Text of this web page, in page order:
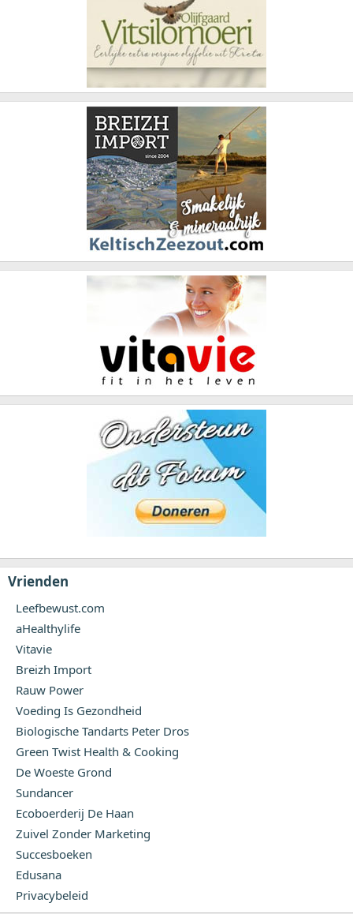
Vrienden
Leefbewust.com
aHealthylife
Vitavie
Breizh Import
Rauw Power
Voeding Is Gezondheid
Biologische Tandarts Peter Dros
Green Twist Health & Cooking
De Woeste Grond
Sundancer
Ecoboerderij De Haan
Zuivel Zonder Marketing
Succesboeken
Edusana
Privacybeleid